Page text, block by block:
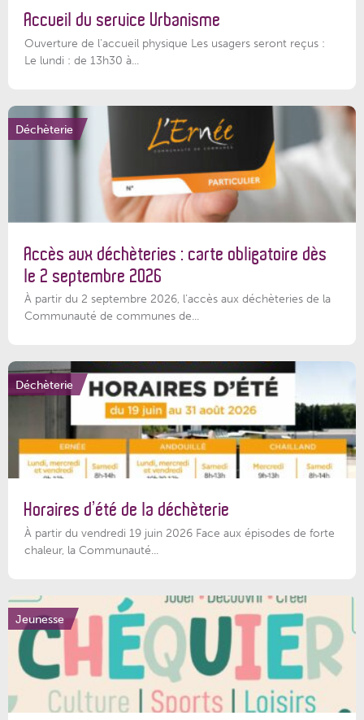
Accueil du service Urbanisme
Ouverture de l'accueil physique Les usagers seront reçus :
Le lundi : de 13h30 à...
Déchèterie
Accès aux déchèteries : carte obligatoire dès
le 2 septembre 2026
À partir du 2 septembre 2026, l’accès aux déchèteries de la
Communauté de communes de...
Déchèterie
Horaires d’été de la déchèterie
À partir du vendredi 19 juin 2026 Face aux épisodes de forte
chaleur, la Communauté...
Jeunesse